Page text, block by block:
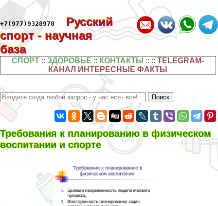
+7(977)9328978
Русский
спорт - научная
база
СПОРТ ::ЗДОРОВЬЕ :: КОНТАКТЫ :: ::TELEGRAM-
КАНАЛ ИНТЕРЕСНЫЕ ФАКТЫ
Требования к планированию в физическом
воспитании и спорте